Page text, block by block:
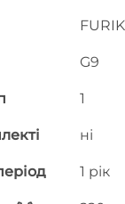
G9
1
ні
1 рік